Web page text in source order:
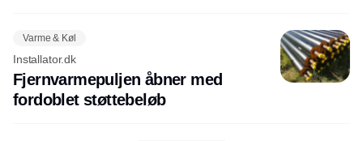
Varme & Køl
Installator.dk
Fjernvarmepuljen åbner med
fordoblet støttebeløb